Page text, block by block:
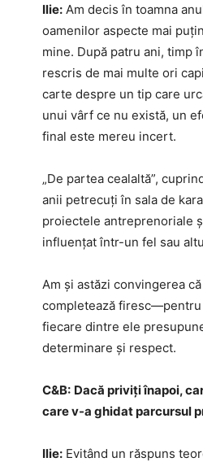
Ilie: Am decis în toamna
oamenilor aspecte mai
mine. După patru ani, timp
rescris de mai multe ori
carte despre un tip care
unui vârf ce nu există, un
final este mereu incert.
„De partea cealaltă”,
anii petrecuți în sala de
proiectele antreprenoriale
influențat într-un fel sau
Am și astăzi convingerea
completează firesc—pentru
fiecare dintre ele
determinare și respect.
C&B: Dacă priviți înapoi,
care v-a ghidat parcursul
Ilie: Evitând un răspuns